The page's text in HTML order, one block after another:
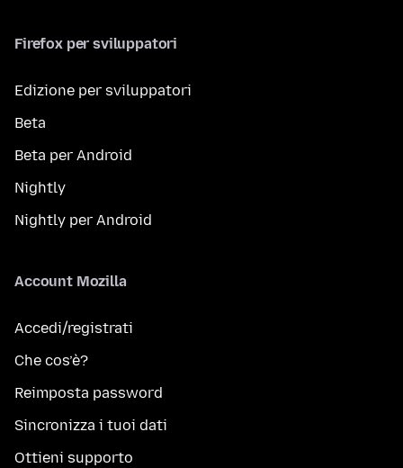
Firefox per sviluppatori
Edizione per sviluppatori
Beta
Beta per Android
Nightly
Nightly per Android
Account Mozilla
Accedi/registrati
Che cos’è?
Reimposta password
Sincronizza i tuoi dati
Ottieni supporto